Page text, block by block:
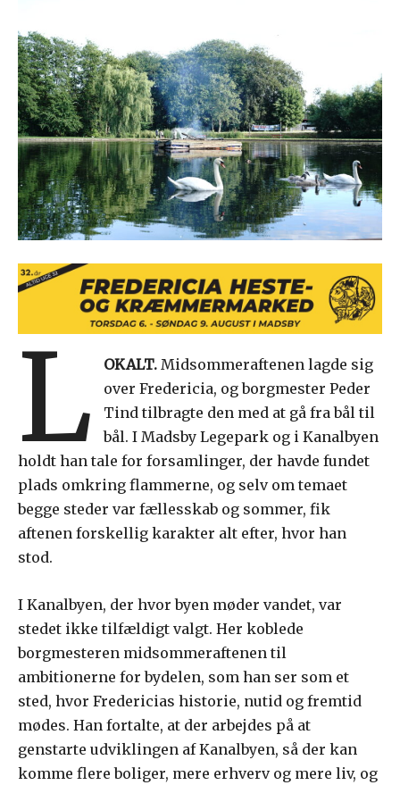
L OKALT. Midsommeraftenen lagde sig
over Fredericia, og borgmester Peder
Tind tilbragte den med at gå fra bål til
bål. I Madsby Legepark og i Kanalbyen
holdt han tale for forsamlinger, der havde fundet
plads omkring flammerne, og selv om temaet
begge steder var fællesskab og sommer, fik
aftenen forskellig karakter alt efter, hvor han
stod.
I Kanalbyen, der hvor byen møder vandet, var
stedet ikke tilfældigt valgt. Her koblede
borgmesteren midsommeraftenen til
ambitionerne for bydelen, som han ser som et
sted, hvor Fredericias historie, nutid og fremtid
mødes. Han fortalte, at der arbejdes på at
genstarte udviklingen af Kanalbyen, så der kan
komme flere boliger, mere erhverv og mere liv, og